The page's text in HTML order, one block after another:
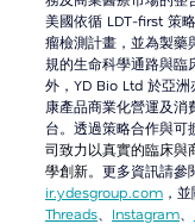
美國依循 LDT-first 策
瘤檢測計畫，並為製藥
規的生命科學通路與臨
外，YD Bio Ltd 於亞
康產品商業化營運及消
台。透過策略合作與可
司致力以真實的臨床與
學創新。 更多資訊請參
ir.ydesgroup.com ，
Threads
Instagram